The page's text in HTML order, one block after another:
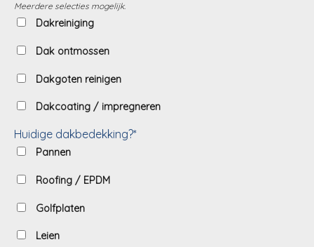
Meerdere selecties mogelijk.
Dakreiniging
Dak ontmossen
Dakgoten reinigen
Dakcoating / impregneren
Huidige dakbedekking?*
Pannen
Roofing / EPDM
Golfplaten
Leien